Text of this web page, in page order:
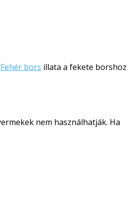
Fehér bors illata a fekete borshoz
nem használhatják. Ha